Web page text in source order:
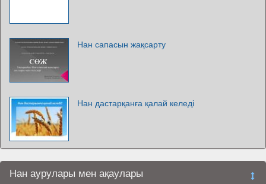
Нан сапасын жақсарту
Нан дастарқанға қалай келеді
Нан аурулары мен ақаулары